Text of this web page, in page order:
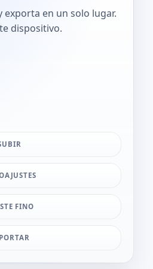
exporta en un solo lugar.
dispositivo.
FINO